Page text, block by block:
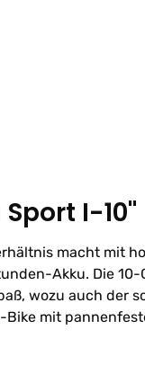
I-10"
macht mit
Akku. Die
wozu auch der
mit